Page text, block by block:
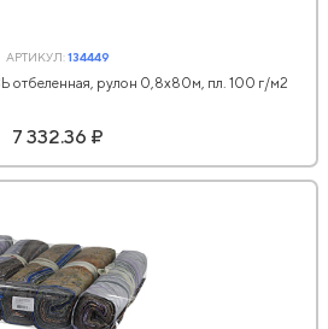
АРТИКУЛ:134449
отбеленная, рулон 0,8х80м, пл. 100 г/м2
7 332.36 ₽